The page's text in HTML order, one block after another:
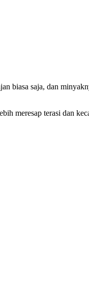
biasa saja, dan
meresap terasi dan